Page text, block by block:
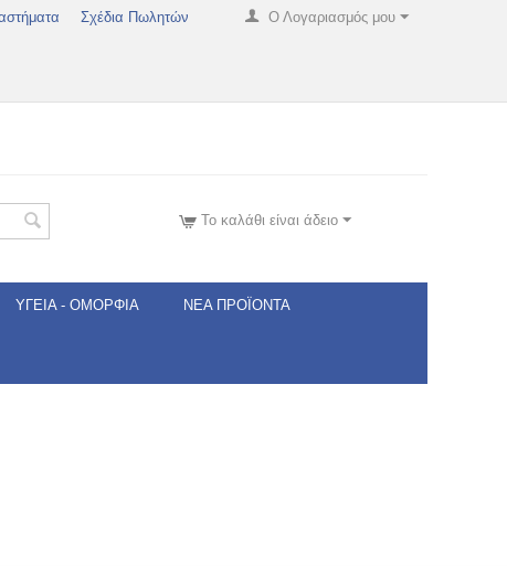
Ο Λογαριασμός μου
Σχέδια Πωλητών
Το καλάθι είναι άδειο
ΥΓΕΊΑ - ΟΜΟΡΦΙΆ ΝΈΑ ΠΡΟΪΌΝΤΑ